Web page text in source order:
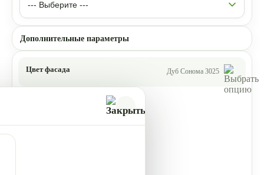
Дополнительные параметры
Цвет фасада Дуб Сонома 3025